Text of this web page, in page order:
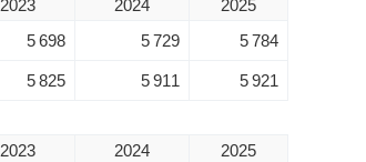
2023 2024
2025
5 698 5 729 5 784
5 825 5 911 5 921
2023 2024
2025